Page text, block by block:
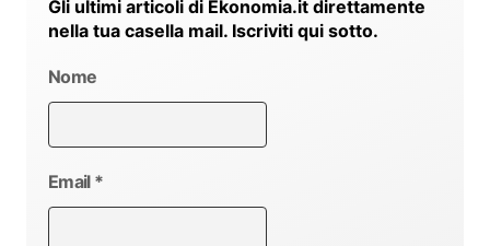
Gli ultimi articoli di Ekonomia.it direttamente
nella tua casella mail. Iscriviti qui sotto.
Nome
Email *